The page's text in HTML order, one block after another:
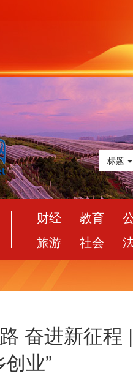
标题
财经 教育
旅游
社会
奋进新征程
业”